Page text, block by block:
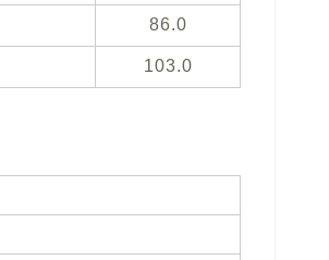
86.0
103.0